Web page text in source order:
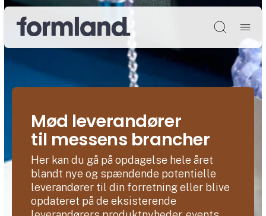
Søg
Mød leverandører
til messens brancher
Her kan du gå på opdagelse hele året
blandt nye og spændende potentielle
leverandører til din forretning eller blive
opdateret på de eksisterende